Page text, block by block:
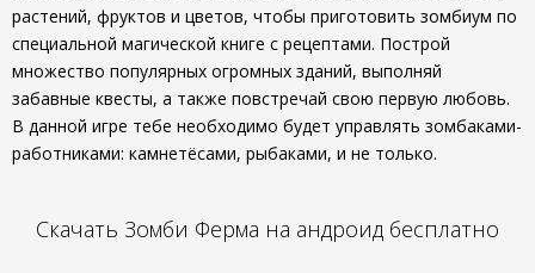
растений, фруктов и цветов, чтобы приготовить зомбиум по
специальной магической книге с рецептами. Построй
множество популярных огромных зданий, выполняй
забавные квесты, а также повстречай свою первую любовь.
В данной игре тебе необходимо будет управлять зомбаками-
работниками: камнетёсами, рыбаками, и не только.
Скачать Зомби Ферма на андроид бесплатно